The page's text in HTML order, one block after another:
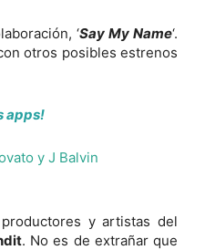
‘Say My Name‘.
otros posibles estrenos
apps!
y artistas del
. No es de extrañar que